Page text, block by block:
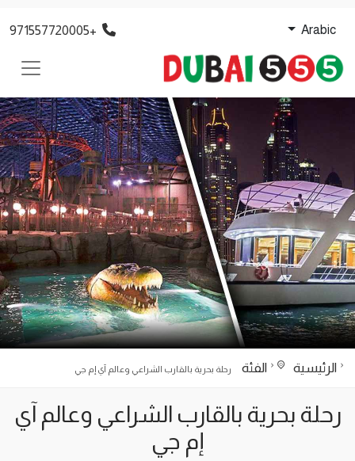
Arabic
+971557720005
الرئيسية الفئة رحلة بحرية بالقارب الشراعي وعالم آي إم جي
رحلة بحرية بالقارب الشراعي وعالم آي
إم جي